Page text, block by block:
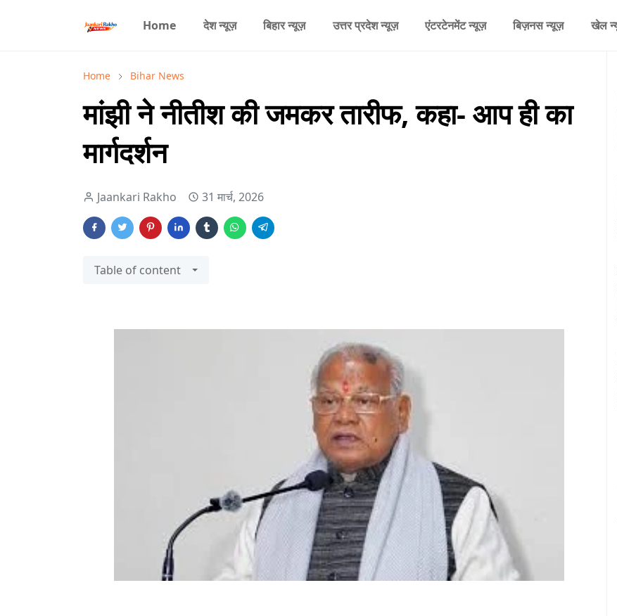
Home देश न्यूज़ बिहार न्यूज़ उत्तर प्रदेश न्यूज़ एंटरटेनमेंट न्यूज़ बिज़नस न्यूज़ खेल
Home Bihar News
मांझी ने नीतीश की जमकर तारीफ, कहा- आप ही का
मार्गदर्शन
Jaankari Rakho 31 मार्च, 2026
Table of content